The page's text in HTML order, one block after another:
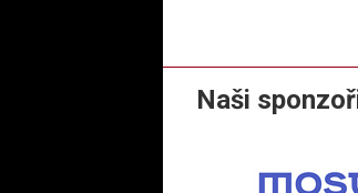
Naši